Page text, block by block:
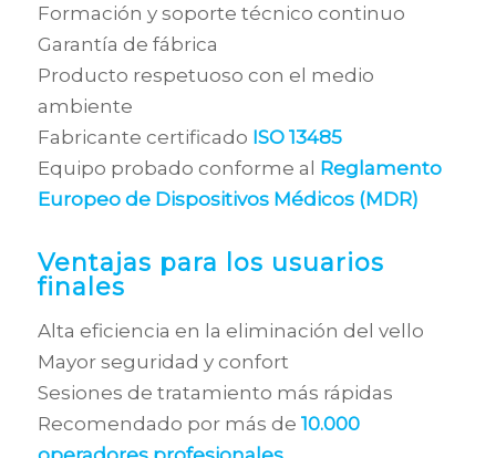
Formación y soporte técnico continuo
Garantía de fábrica
Producto respetuoso con el medio
ambiente
Fabricante certificado ISO 13485
Equipo probado conforme al Reglamento
Europeo de Dispositivos Médicos (MDR)
Ventajas para los usuarios
finales
Alta eficiencia en la eliminación del vello
Mayor seguridad y confort
Sesiones de tratamiento más rápidas
Recomendado por más de 10.000